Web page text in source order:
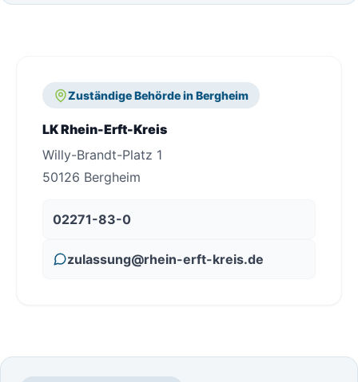
Zuständige Behörde in Bergheim
LK Rhein-Erft-Kreis
Willy-Brandt-Platz 1
50126 Bergheim
02271-83-0
zulassung@rhein-erft-kreis.de